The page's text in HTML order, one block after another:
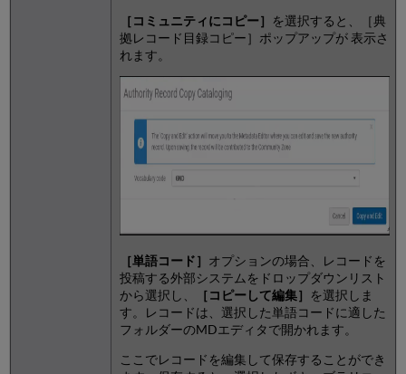
［コミュニティにコピー］
を選択すると、［典
拠レコード目録コピー］ポップアップが 表示さ
れます。
［単語コード］ オプションの場合、レコードを
投稿する外部システムをドロップダウンリスト
から選択し、
［コピーして編集］
を選択しま
す。レコードは、選択した単語コードに適した
フォルダーのMDエディタで開かれます。
ここでレコードを編集して保存することができ